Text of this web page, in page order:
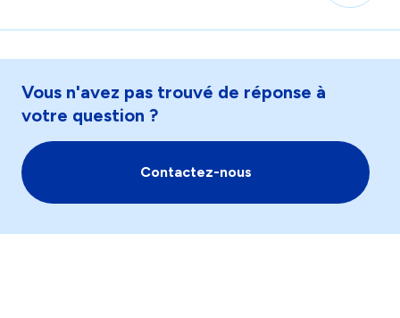
Vous n'avez pas trouvé de réponse à
votre question ?
Contactez-nous